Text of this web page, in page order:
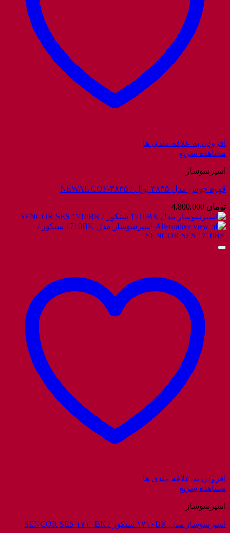
افزودن به علاقه مندی ها
مشاهده سریع
اسپرسوساز
قهوه جوش مدل ۳۸۳۵ نوال / NEWAL COF-۳۸۳۵
تومان
افزودن به علاقه مندی ها
مشاهده سریع
اسپرسوساز
اسپرسوساز مدل ۱۷۱۰BK سنکور / SENCOR SES ۱۷۱۰BK